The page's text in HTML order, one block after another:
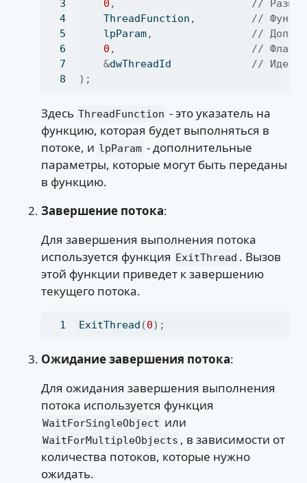
0 ,
//
    ThreadFunction
,
//
    lpParam
,
//
0 ,
// Флаги
&dwThreadId //
);
Здесь ThreadFunction - это указатель на
функцию, которая будет выполняться в
потоке, и lpParam - дополнительные
параметры, которые могут быть переданы
в функцию.
Завершение потока:
Для завершения выполнения потока
используется функция ExitThread . Вызов
этой функции приведет к завершению
текущего потока.
ExitThread (0);
Ожидание завершения потока:
Для ожидания завершения выполнения
потока используется функция
WaitForSingleObject или
WaitForMultipleObjects , в зависимости от
количества потоков, которые нужно
ожидать.